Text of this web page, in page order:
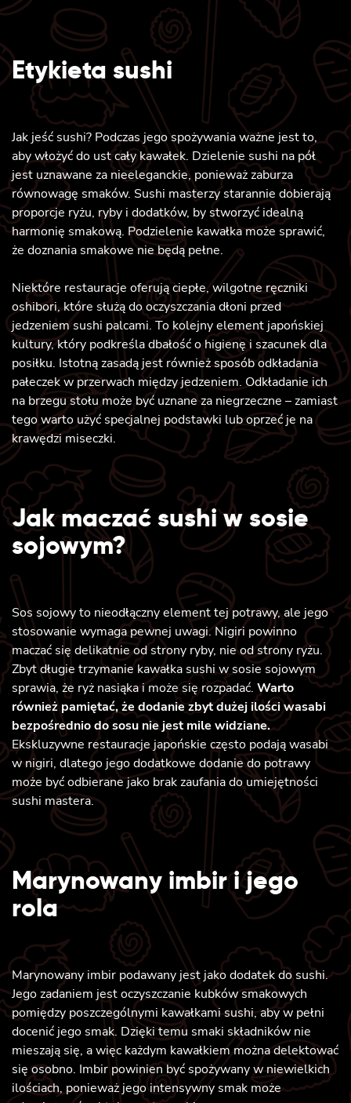
Etykieta sushi
Jak jeść sushi? Podczas jego spożywania ważne jest to,
aby włożyć do ust cały kawałek. Dzielenie sushi na pół
jest uznawane za nieeleganckie, ponieważ zaburza
równowagę smaków. Sushi masterzy starannie dobierają
proporcje ryżu, ryby i dodatków, by stworzyć idealną
harmonię smakową. Podzielenie kawałka może sprawić,
że doznania smakowe nie będą pełne.
Niektóre restauracje oferują ciepłe, wilgotne ręczniki
oshibori, które służą do oczyszczania dłoni przed
jedzeniem sushi palcami. To kolejny element japońskiej
kultury, który podkreśla dbałość o higienę i szacunek dla
posiłku. Istotną zasadą jest również sposób odkładania
pałeczek w przerwach między jedzeniem. Odkładanie ich
na brzegu stołu może być uznane za niegrzeczne – zamiast
tego warto użyć specjalnej podstawki lub oprzeć je na
krawędzi miseczki.
Jak maczać sushi w sosie
sojowym?
Sos sojowy to nieodłączny element tej potrawy, ale jego
stosowanie wymaga pewnej uwagi. Nigiri powinno
maczać się delikatnie od strony ryby, nie od strony ryżu.
Zbyt długie trzymanie kawałka sushi w sosie sojowym
sprawia, że ryż nasiąka i może się rozpadać. Warto
również pamiętać, że dodanie zbyt dużej ilości wasabi
bezpośrednio do sosu nie jest mile widziane.
Ekskluzywne restauracje japońskie często podają wasabi
w nigiri, dlatego jego dodatkowe dodanie do potrawy
może być odbierane jako brak zaufania do umiejętności
sushi mastera.
Marynowany imbir i jego
rola
Marynowany imbir podawany jest jako dodatek do sushi.
Jego zadaniem jest oczyszczanie kubków smakowych
pomiędzy poszczególnymi kawałkami sushi, aby w pełni
docenić jego smak. Dzięki temu smaki składników nie
mieszają się, a więc każdym kawałkiem można delektować
się osobno. Imbir powinien być spożywany w niewielkich
ilościach, ponieważ jego intensywny smak może